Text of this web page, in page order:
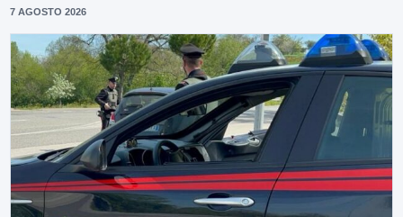
7 AGOSTO 2026